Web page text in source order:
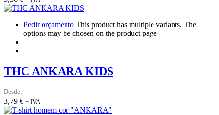
Pedir orçamento This product has multiple variants. The
options may be chosen on the product page
THC ANKARA KIDS
Desde:
3,79 € + IVA